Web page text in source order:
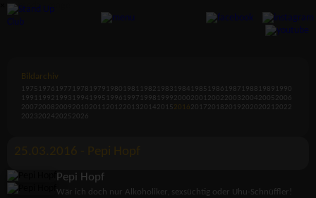
Bildarchiv
1975 1976 1977 1978 1979 1980 1981 1982 1983 1984 1985 1986 1987 1988 1989 1990
1991
1992 1993 1994 1995 1996 1997 1998 19992000 2001 20022003 2004 20052006
20072008 20092010 2011 20122013 2014 2015201620172018 20192020 2021 2022
2023 2024 20252026
25.03.2016 - Pepi Hopf
Pepi Hopf
Wär ich doch nur Alkoholiker, sexsüchtig oder Uhu-Schnüffler!